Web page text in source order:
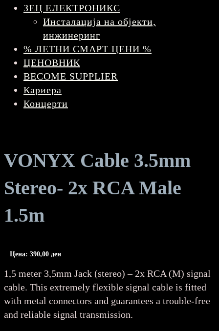
ЗЕЦ ЕЛЕКТРОНИКС
Инсталација на објекти,
инжинеринг
% ЛЕТНИ СМАРТ ЦЕНИ %
ЦЕНОВНИК
BECOME SUPPLIER
Кариера
Концерти
VONYX Cable 3.5mm
Stereo- 2x RCA Male
1.5m
Цена: 390,00 ден
1,5 meter 3,5mm Jack (stereo) – 2x RCA (M) signal
cable. This extremely flexible signal cable is fitted
with metal connectors and guarantees a trouble-free
and reliable signal transmission.